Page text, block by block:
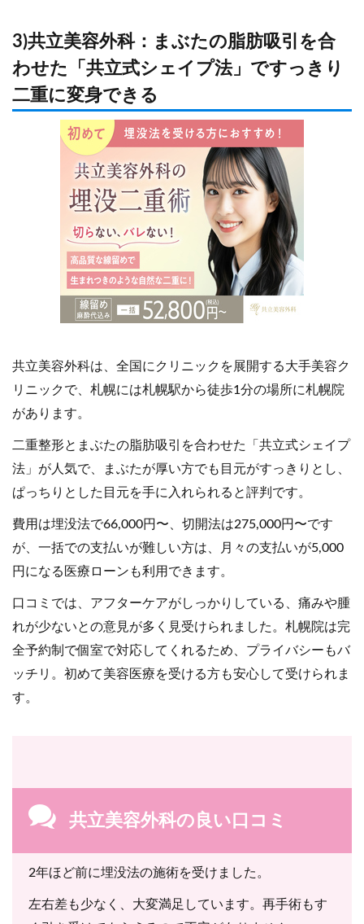
3)共立美容外科：まぶたの脂肪吸引を合
わせた「共立式シェイプ法」ですっきり
二重に変身できる
共立美容外科は、全国にクリニックを展開する大手美容ク
リニックで、札幌には札幌駅から徒歩1分の場所に札幌院
があります。
二重整形とまぶたの脂肪吸引を合わせた「共立式シェイプ
法」が人気で、まぶたが厚い方でも目元がすっきりとし、
ぱっちりとした目元を手に入れられると評判です。
費用は埋没法で66,000円〜、切開法は275,000円〜です
が、一括での支払いが難しい方は、月々の支払いが5,000
円になる医療ローンも利用できます。
口コミでは、アフターケアがしっかりしている、痛みや腫
れが少ないとの意見が多く見受けられました。札幌院は完
全予約制で個室で対応してくれるため、プライバシーもバ
ッチリ。初めて美容医療を受ける方も安心して受けられま
す。
共立美容外科の良い口コミ
2年ほど前に埋没法の施術を受けました。
左右差も少なく、大変満足しています。再手術もす